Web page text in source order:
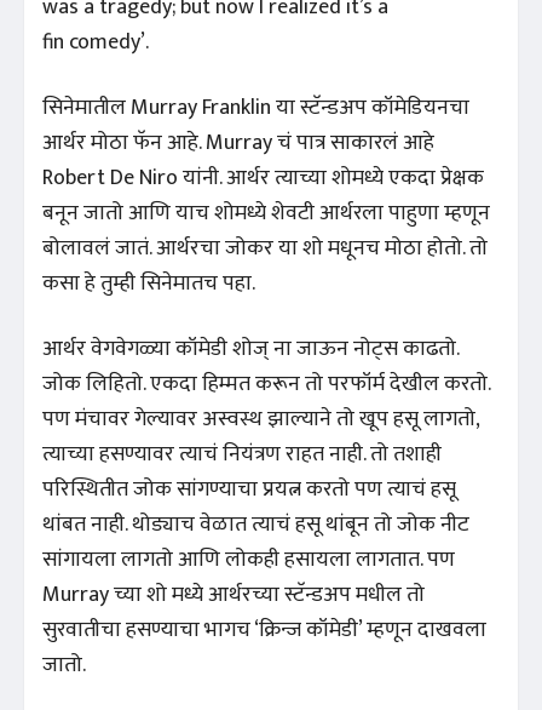
fin comedy’.
सिनेमातील Murray Franklin या स्टॅन्डअप कॉमेडियनचा
आर्थर मोठा फॅन आहे. Murray चं पात्र साकारलं आहे
Robert De Niro यांनी. आर्थर त्याच्या शोमध्ये एकदा प्रेक्षक
बनून जातो आणि याच शोमध्ये शेवटी आर्थरला पाहुणा म्हणून
बोलावलं जातं. आर्थरचा जोकर या शो मधूनच मोठा होतो. तो
कसा हे तुम्ही सिनेमातच पहा.
आर्थर वेगवेगळ्या कॉमेडी शोज् ना जाऊन नोट्स काढतो.
जोक लिहितो. एकदा हिम्मत करून तो परफॉर्म देखील करतो.
पण मंचावर गेल्यावर अस्वस्थ झाल्याने तो खूप हसू लागतो,
त्याच्या हसण्यावर त्याचं नियंत्रण राहत नाही. तो तशाही
परिस्थितीत जोक सांगण्याचा प्रयत्न करतो पण त्याचं हसू
थांबत नाही. थोड्याच वेळात त्याचं हसू थांबून तो जोक नीट
सांगायला लागतो आणि लोकही हसायला लागतात. पण
Murray च्या शो मध्ये आर्थरच्या स्टॅन्डअप मधील तो
सुरवातीचा हसण्याचा भागच ‘क्रिन्ज कॉमेडी’ म्हणून दाखवला
जातो.